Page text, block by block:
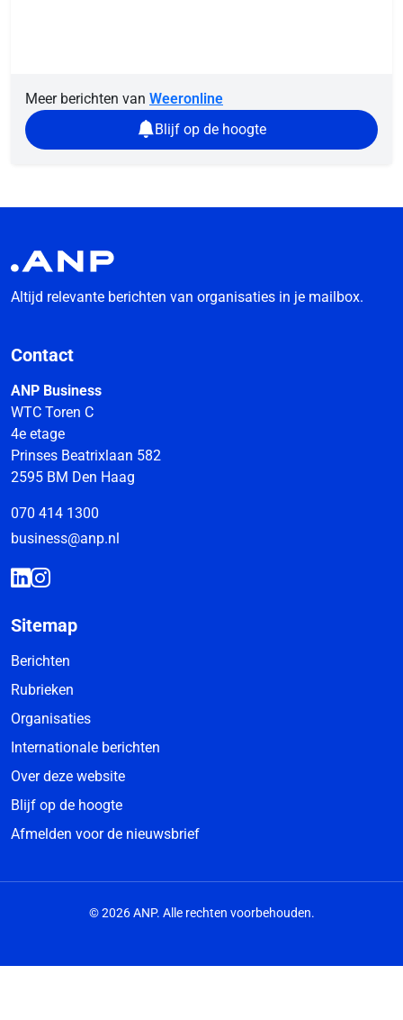
Meer berichten van Weeronline
Blijf op de hoogte
Altijd relevante berichten van organisaties in je mailbox.
Contact
ANP Business
WTC Toren C
4e etage
Prinses Beatrixlaan 582
2595 BM Den Haag
070 414 1300
business@anp.nl
Sitemap
Berichten
Rubrieken
Organisaties
Internationale berichten
Over deze website
Blijf op de hoogte
Afmelden voor de nieuwsbrief
© 2026 ANP. Alle rechten voorbehouden.